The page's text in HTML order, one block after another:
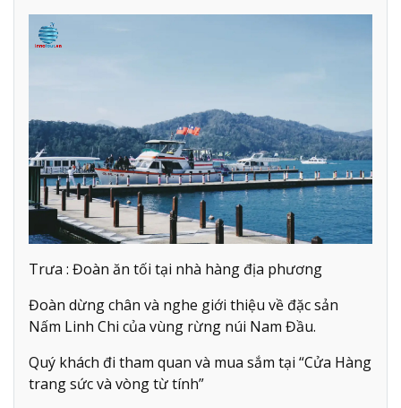
Trưa : Đoàn ăn tối tại nhà hàng địa phương
Đoàn dừng chân và nghe giới thiệu về đặc sản
Nấm Linh Chi của vùng rừng núi Nam Đầu.
Quý khách đi tham quan và mua sắm tại “Cửa Hàng
trang sức và vòng từ tính”